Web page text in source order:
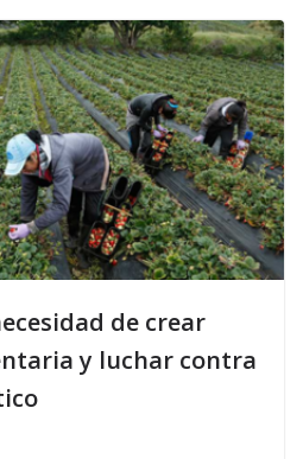
de crear
y luchar contra